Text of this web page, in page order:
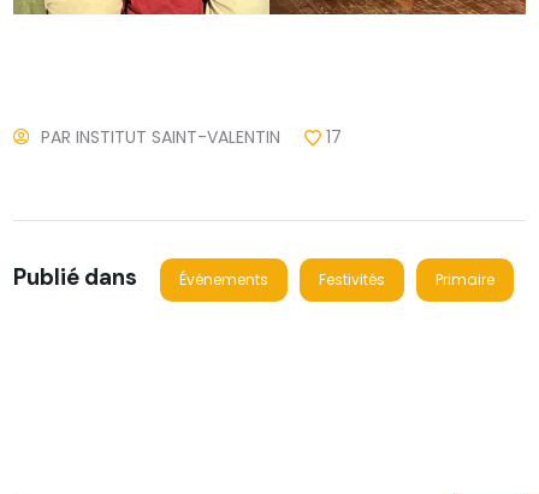
PARINSTITUT SAINT-VALENTIN 17
Publié dans Événements Festivités Primaire